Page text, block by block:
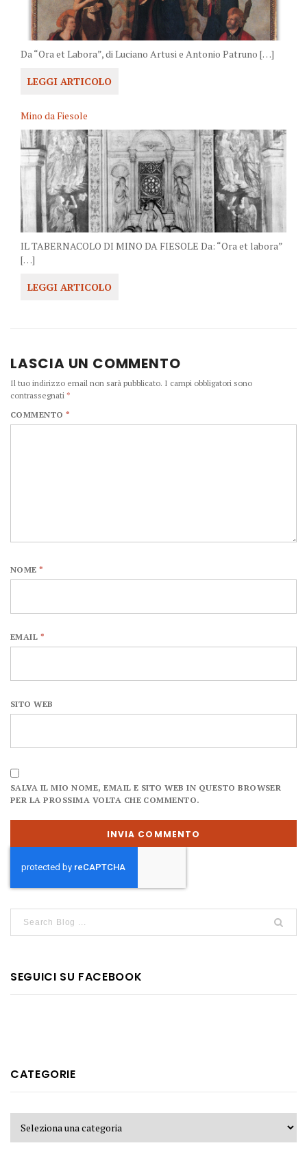
Da “Ora et Labora”, di Luciano Artusi e Antonio Patruno […]
LEGGI ARTICOLO
Mino da Fiesole
IL TABERNACOLO DI MINO DA FIESOLE Da: “Ora et labora”
[…]
LEGGI ARTICOLO
LASCIA UN COMMENTO
Il tuo indirizzo email non sarà pubblicato. I campi obbligatori sono
contrassegnati *
COMMENTO*
NOME*
EMAIL *
SITO WEB
SALVA IL MIO NOME, EMAIL E SITO WEB IN QUESTO BROWSER
PER LA PROSSIMA VOLTA CHE COMMENTO.
SEGUICI SU FACEBOOK
CATEGORIE